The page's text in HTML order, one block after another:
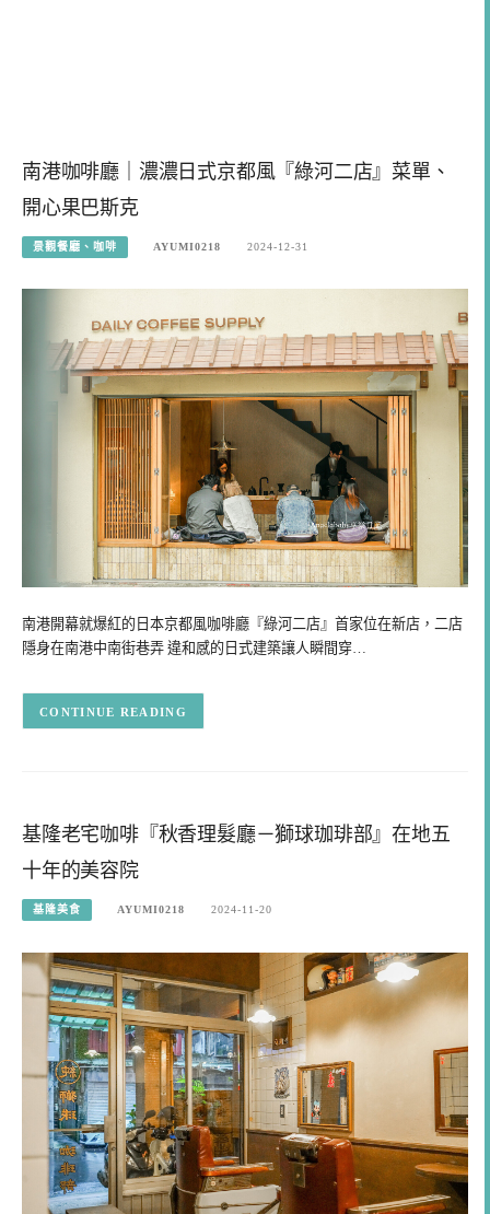
南港咖啡廳｜濃濃日式京都風『綠河二店』菜單、
開心果巴斯克
景觀餐廳、咖啡 AYUMI0218 2024-12-31
南港開幕就爆紅的日本京都風咖啡廳『綠河二店』首家位在新店，二店
隱身在南港中南街巷弄 違和感的日式建築讓人瞬間穿…
CONTINUE READING
基隆老宅咖啡『秋香理髮廳－獅球珈琲部』在地五
十年的美容院
基隆美食 AYUMI0218 2024-11-20